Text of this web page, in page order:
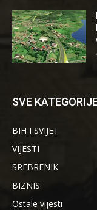
SVE
BIH I SVIJET
VIJESTI
SREBRENIK
BIZNIS
Ostale vijesti